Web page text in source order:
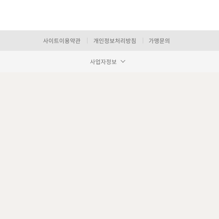
사이트이용약관 개인정보처리방침 가맹문의
사업자정보